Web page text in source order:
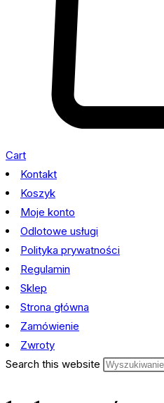
Cart
Kontakt
Koszyk
Moje konto
Odlotowe usługi
Polityka prywatności
Regulamin
Sklep
Strona główna
Zamówienie
Zwroty
Search this website